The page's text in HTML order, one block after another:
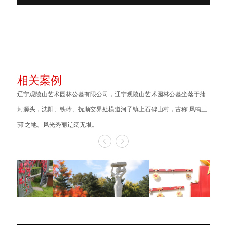
相关案例
辽宁观陵山艺术园林公墓有限公司，辽宁观陵山艺术园林公墓坐落于蒲
河源头，沈阳、铁岭、抚顺交界处横道河子镇上石碑山村，古称‘凤鸣三
郭’之地。风光秀丽辽阔无垠。